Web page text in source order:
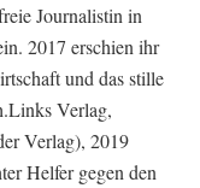
Journalistin in
2017 erschien ihr
und das stille
Verlag,
Verlag), 2019
Helfer gegen den